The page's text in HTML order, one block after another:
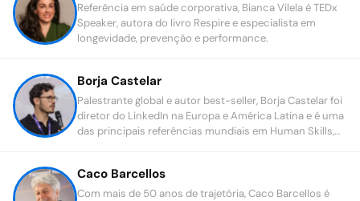
Referência em saúde corporativa, Bianca Vilela é TEDx
Speaker, autora do livro Respire e especialista em
longevidade, prevenção e performance.
Borja Castelar
Palestrante global e autor best-seller, Borja Castelar foi
diretor do LinkedIn na Europa e América Latina e é uma
das principais referências mundiais em Human Skills,
Caco Barcellos
Com mais de 50 anos de trajetória, Caco Barcellos é